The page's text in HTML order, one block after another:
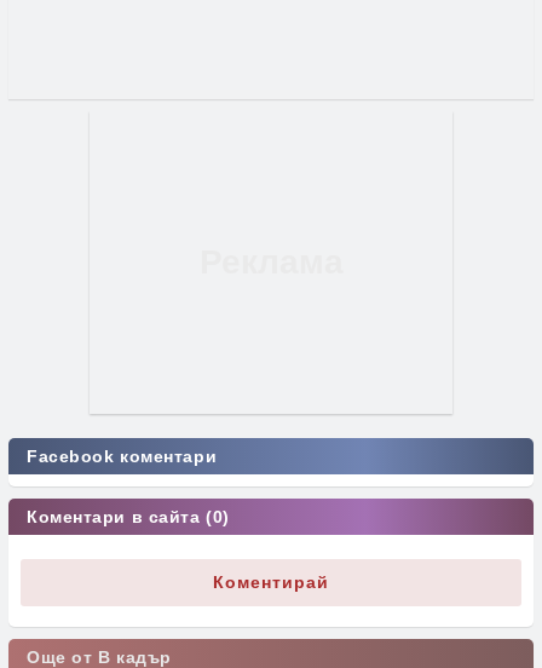
Facebook коментари
Коментари в сайта (0)
Коментирай
Още от В кадър